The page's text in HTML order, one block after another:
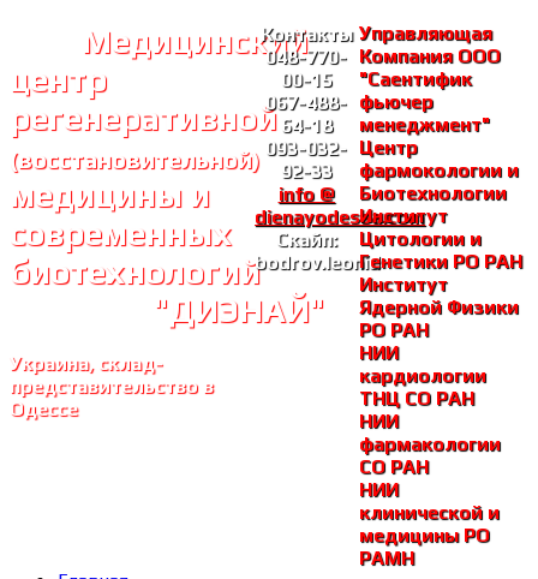
Медицинский
центр
регенеративной
(восстановительной)
медицины и
современных
биотехнологий
"ДИЭНАЙ"
Украина, склад-
представительство в
Одессе
Контакты
048-770-
00-15
067-488-
64-18
093-032-
92-33
info @
dienayodessa.com
Скайп:
bodrov.leonid
Управляющая
Компания ООО
"Саентифик
фьючер
менеджмент"
Центр
фармокологии и
Биотехнологии
Институт
Цитологии и
Генетики РО РАH
Институт
Ядерной Физики
РО РАH
НИИ
кардиологии
ТНЦ СО РАH
НИИ
фармакологии
СО РАH
НИИ
клинической и
медицины РО
РАМH